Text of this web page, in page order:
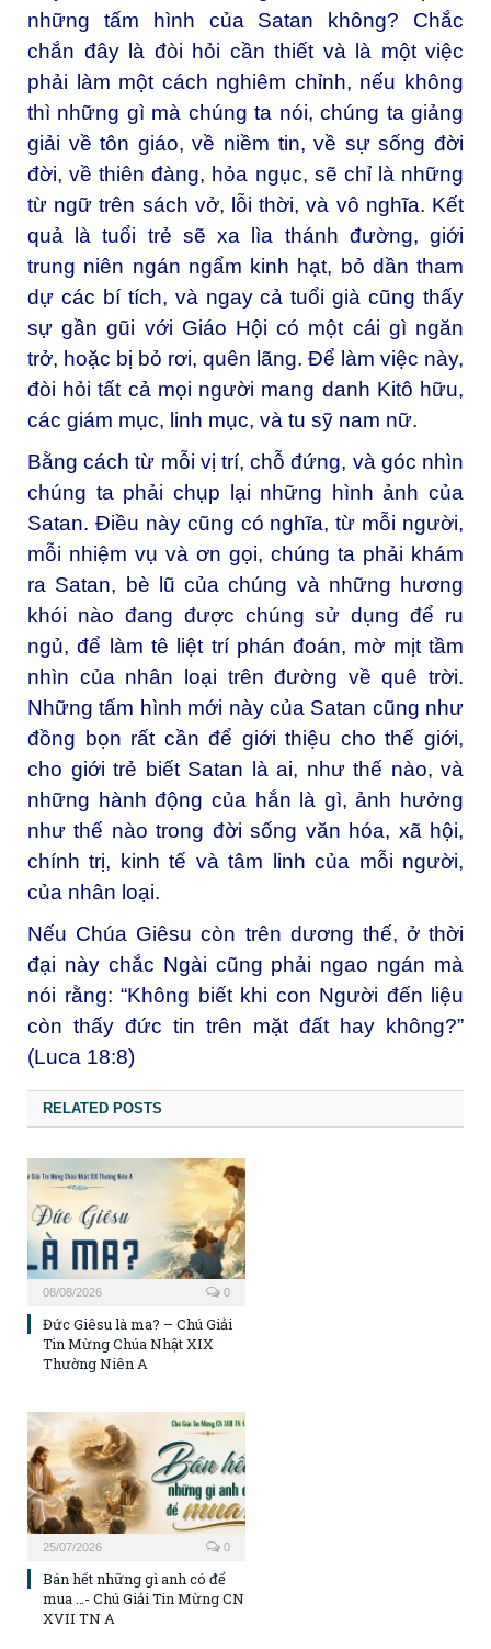
những tấm hình của Satan không? Chắc
chắn đây là đòi hỏi cần thiết và là một việc
phải làm một cách nghiêm chỉnh, nếu không
thì những gì mà chúng ta nói, chúng ta giảng
giải về tôn giáo, về niềm tin, về sự sống đời
đời, về thiên đàng, hỏa ngục, sẽ chỉ là những
từ ngữ trên sách vở, lỗi thời, và vô nghĩa. Kết
quả là tuổi trẻ sẽ xa lìa thánh đường, giới
trung niên ngán ngẩm kinh hạt, bỏ dần tham
dự các bí tích, và ngay cả tuổi già cũng thấy
sự gần gũi với Giáo Hội có một cái gì ngăn
trở, hoặc bị bỏ rơi, quên lãng. Để làm việc này,
đòi hỏi tất cả mọi người mang danh Kitô hữu,
các giám mục, linh mục, và tu sỹ nam nữ.
Bằng cách từ mỗi vị trí, chỗ đứng, và góc nhìn
chúng ta phải chụp lại những hình ảnh của
Satan. Điều này cũng có nghĩa, từ mỗi người,
mỗi nhiệm vụ và ơn gọi, chúng ta phải khám
ra Satan, bè lũ của chúng và những hương
khói nào đang được chúng sử dụng để ru
ngủ, để làm tê liệt trí phán đoán, mờ mịt tầm
nhìn của nhân loại trên đường về quê trời.
Những tấm hình mới này của Satan cũng như
đồng bọn rất cần để giới thiệu cho thế giới,
cho giới trẻ biết Satan là ai, như thế nào, và
những hành động của hắn là gì, ảnh hưởng
như thế nào trong đời sống văn hóa, xã hội,
chính trị, kinh tế và tâm linh của mỗi người,
của nhân loại.
Nếu Chúa Giêsu còn trên dương thế, ở thời
đại này chắc Ngài cũng phải ngao ngán mà
nói rằng: “Không biết khi con Người đến liệu
còn thấy đức tin trên mặt đất hay không?”
(Luca 18:8)
RELATED POSTS
08/08/2026 0
Đức Giêsu là ma? – Chú Giải
Tin Mừng Chúa Nhật XIX
Thường Niên A
25/07/2026 0
Bán hết những gì anh có để
mua …- Chú Giải Tin Mừng CN
XVII TN A